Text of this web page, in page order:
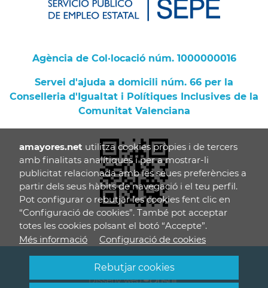
Agència de Col·locació núm. 1000000016
Servei d'ajuda a domicili núm. 66 per la
Conselleria d'Igualtat i Polítiques Inclusives de la
Comunitat Valenciana
Disseny web
amayores.net utilitza cookies pròpies i de tercers
amb finalitats analítiques i per a mostrar-li
publicitat relacionada amb les seues preferències a
partir dels seus hàbits de navegació i el teu perfil.
Pot configurar o rebutjar les cookies fent clic en
“Configuració de cookies”. També pot acceptar
totes les cookies polsant el botó “Accepte”.
Més informació